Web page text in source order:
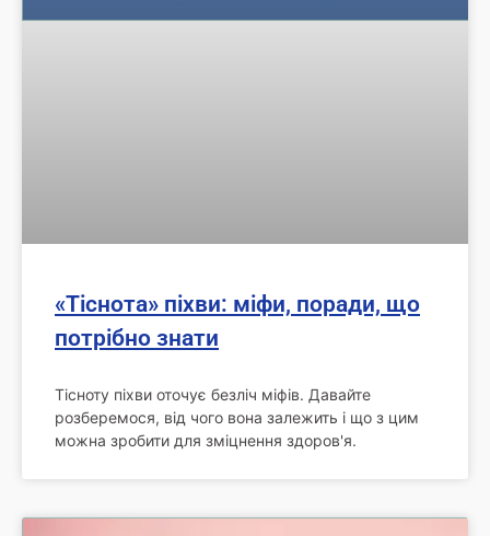
«Тіснота» піхви: міфи, поради, що
потрібно знати
Тісноту піхви оточує безліч міфів. Давайте
розберемося, від чого вона залежить і що з цим
можна зробити для зміцнення здоров'я.